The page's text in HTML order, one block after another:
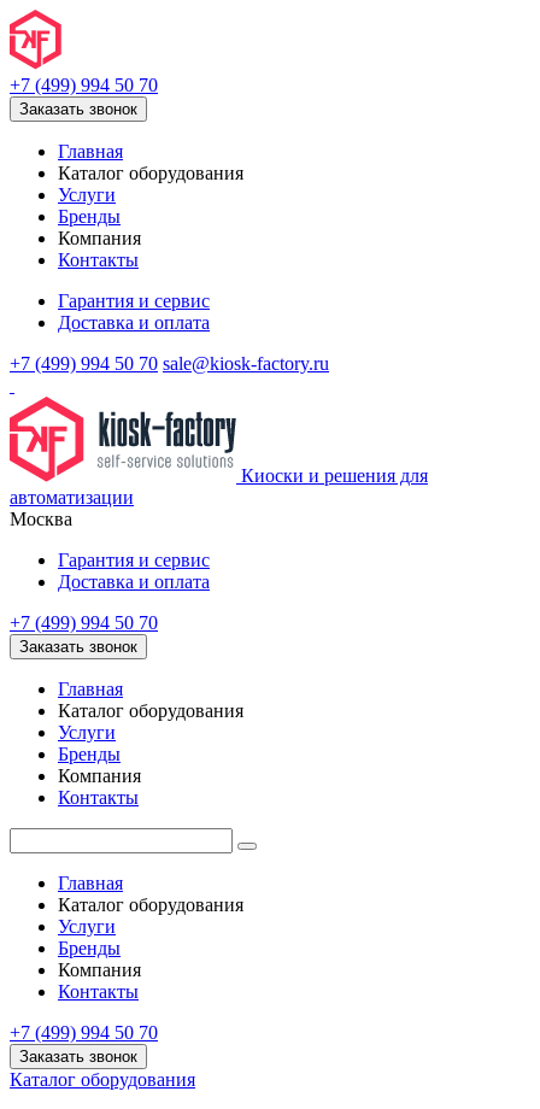
+7 (499) 994 50 70
Заказать звонок
Главная
Каталог оборудования
Услуги
Бренды
Компания
Контакты
Гарантия и сервис
Доставка и оплата
+7 (499) 994 50 70 sale@kiosk-factory.ru
Киоски и решения для
автоматизации
Москва
Гарантия и сервис
Доставка и оплата
+7 (499) 994 50 70
Заказать звонок
Главная
Каталог оборудования
Услуги
Бренды
Компания
Контакты
Главная
Каталог оборудования
Услуги
Бренды
Компания
Контакты
+7 (499) 994 50 70
Заказать звонок
Каталог оборудования